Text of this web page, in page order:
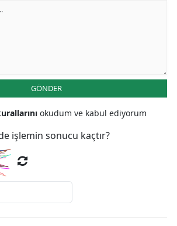
GÖNDER
okudum ve kabul ediyorum
işlemin sonucu kaçtır?